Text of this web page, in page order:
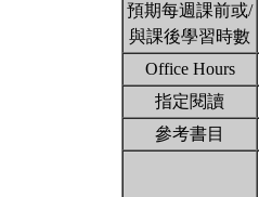
預期每週課前或/
與課後學習時數
Office Hours
指定閱讀
參考書目